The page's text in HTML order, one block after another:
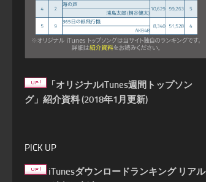
「オリジナルiTunes週間トップソン
グ」紹介資料 (2018年1月更新)
PICK UP
iTunesダウンロードランキング リアル